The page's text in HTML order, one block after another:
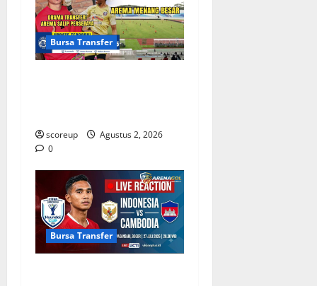
Bursa Transfer
scoreup
Agustus 2, 2026
0
Bursa Transfer